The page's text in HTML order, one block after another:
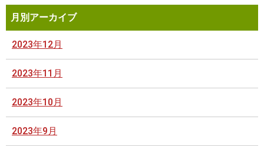
月別アーカイブ
2023年12月
2023年11月
2023年10月
2023年9月